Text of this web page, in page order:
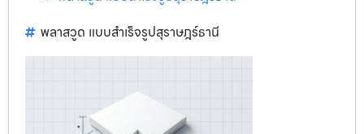
พลาสวูด แบบสำเร็จรูปสุราษฎร์ธานี